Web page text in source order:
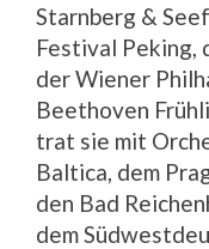
Starnberg &
Festival Peking,
der Wiener
Beethoven
trat sie mit
Baltica, dem
den Bad
dem